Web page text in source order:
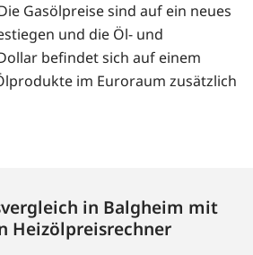
Gasölpreise sind auf ein neues
und die Öl- und
befindet sich auf einem
im Euroraum zusätzlich
in Balgheim mit
Heizölpreisrechner